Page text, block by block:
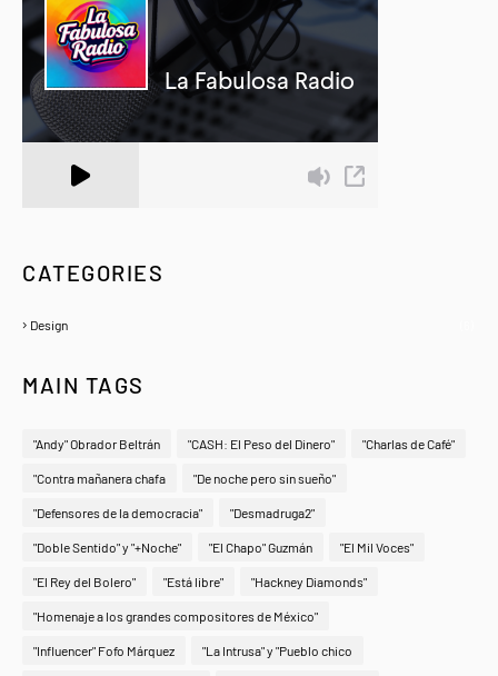
CATEGORIES
Design
MAIN TAGS
"Andy" Obrador Beltrán "CASH: El Peso del Dinero" "Charlas de Café"
"Contra mañanera chafa "De noche pero sin sueño"
"Defensores de la democracia" "Desmadruga2"
"Doble Sentido" y "+Noche" "El Chapo" Guzmán "El Mil Voces"
"El Rey del Bolero" "Está libre" "Hackney Diamonds"
"Homenaje a los grandes compositores de México"
"Influencer" Fofo Márquez "La Intrusa" y "Pueblo chico